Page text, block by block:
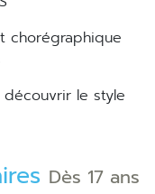
chorégraphique
découvrir le style
Dès 17 ans